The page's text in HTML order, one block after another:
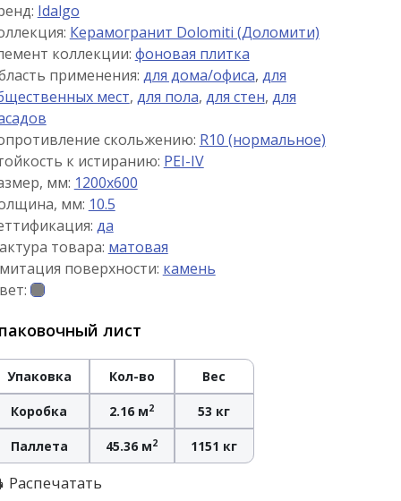
Idalgo
Керамогранит Dolomiti (Доломити)
коллекции: фоновая плитка
применения: для дома/офиса, для
мест, для пола, для стен, для
скольжению: R10 (нормальное)
к истиранию: PEI-IV
мм: 1200x600
мм: 10.5
да
товара: матовая
поверхности: камень
лист
Упаковка Кол-во Вес
Коробка 2.16 м2 53 кг
Паллета 45.36 м2 1151 кг
Распечатать